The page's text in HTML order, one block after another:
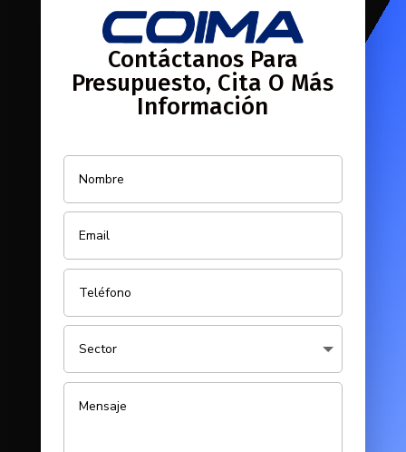
Contáctanos Para
Presupuesto, Cita O Más
Información